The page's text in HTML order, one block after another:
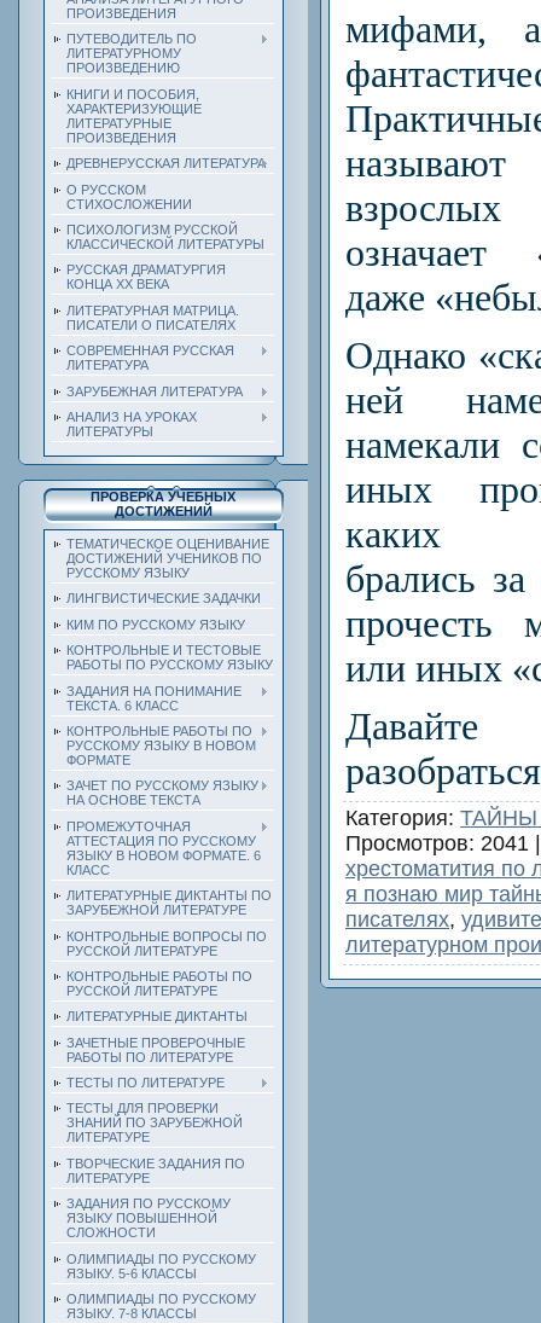
ПРОИЗВЕДЕНИЯ
ПУТЕВОДИТЕЛЬ ПО
ЛИТЕРАТУРНОМУ
ПРОИЗВЕДЕНИЮ
КНИГИ И ПОСОБИЯ,
ХАРАКТЕРИЗУЮЩИЕ
ЛИТЕРАТУРНЫЕ
ПРОИЗВЕДЕНИЯ
ДРЕВНЕРУССКАЯ ЛИТЕРАТУРА
О РУССКОМ
СТИХОСЛОЖЕНИИ
ПСИХОЛОГИЗМ РУССКОЙ
КЛАССИЧЕСКОЙ ЛИТЕРАТУРЫ
РУССКАЯ ДРАМАТУРГИЯ
КОНЦА ХХ ВЕКА
ЛИТЕРАТУРНАЯ МАТРИЦА.
ПИСАТЕЛИ О ПИСАТЕЛЯХ
СОВРЕМЕННАЯ РУССКАЯ
ЛИТЕРАТУРА
ЗАРУБЕЖНАЯ ЛИТЕРАТУРА
АНАЛИЗ НА УРОКАХ
ЛИТЕРАТУРЫ
ПРОВЕРКА УЧЕБНЫХ
ДОСТИЖЕНИЙ
ТЕМАТИЧЕСКОЕ ОЦЕНИВАНИЕ
ДОСТИЖЕНИЙ УЧЕНИКОВ ПО
РУССКОМУ ЯЗЫКУ
ЛИНГВИСТИЧЕСКИЕ ЗАДАЧКИ
КИМ ПО РУССКОМУ ЯЗЫКУ
КОНТРОЛЬНЫЕ И ТЕСТОВЫЕ
РАБОТЫ ПО РУССКОМУ ЯЗЫКУ
ЗАДАНИЯ НА ПОНИМАНИЕ
ТЕКСТА. 6 КЛАСС
КОНТРОЛЬНЫЕ РАБОТЫ ПО
РУССКОМУ ЯЗЫКУ В НОВОМ
ФОРМАТЕ
ЗАЧЕТ ПО РУССКОМУ ЯЗЫКУ
НА ОСНОВЕ ТЕКСТА
ПРОМЕЖУТОЧНАЯ
АТТЕСТАЦИЯ ПО РУССКОМУ
ЯЗЫКУ В НОВОМ ФОРМАТЕ. 6
КЛАСС
ЛИТЕРАТУРНЫЕ ДИКТАНТЫ ПО
ЗАРУБЕЖНОЙ ЛИТЕРАТУРЕ
КОНТРОЛЬНЫЕ ВОПРОСЫ ПО
РУССКОЙ ЛИТЕРАТУРЕ
КОНТРОЛЬНЫЕ РАБОТЫ ПО
РУССКОЙ ЛИТЕРАТУРЕ
ЛИТЕРАТУРНЫЕ ДИКТАНТЫ
ЗАЧЕТНЫЕ ПРОВЕРОЧНЫЕ
РАБОТЫ ПО ЛИТЕРАТУРЕ
ТЕСТЫ ПО ЛИТЕРАТУРЕ
ТЕСТЫ ДЛЯ ПРОВЕРКИ
ЗНАНИЙ ПО ЗАРУБЕЖНОЙ
ЛИТЕРАТУРЕ
ТВОРЧЕСКИЕ ЗАДАНИЯ ПО
ЛИТЕРАТУРЕ
ЗАДАНИЯ ПО РУССКОМУ
ЯЗЫКУ ПОВЫШЕННОЙ
СЛОЖНОСТИ
ОЛИМПИАДЫ ПО РУССКОМУ
ЯЗЫКУ. 5-6 КЛАССЫ
ОЛИМПИАДЫ ПО РУССКОМУ
ЯЗЫКУ. 7-8 КЛАССЫ
мифами,
взрослых
означает
даже
Однако
ней
намекали
иных
каких
брались
или иных
Категория: ТАЙНЫ
Просмотров: 2041
хрестоматития по
я познаю мир
писателях,
литературном